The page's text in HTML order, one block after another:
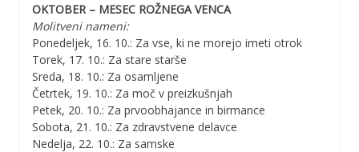
OKTOBER – MESEC ROŽNEGA VENCA
Molitveni nameni:
Ponedeljek, 16. 10.: Za vse, ki ne morejo imeti otrok
Torek, 17. 10.: Za stare starše
Sreda, 18. 10.: Za osamljene
Četrtek, 19. 10.: Za moč v preizkušnjah
Petek, 20. 10.: Za prvoobhajance in birmance
Sobota, 21. 10.: Za zdravstvene delavce
Nedelja, 22. 10.: Za samske